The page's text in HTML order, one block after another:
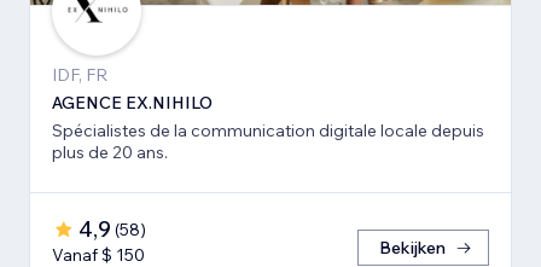
IDF, FR
AGENCE EX.NIHILO
Spécialistes de la communication digitale locale depuis
plus de 20 ans.
4,9 (58)
Vanaf $ 150
Bekijken